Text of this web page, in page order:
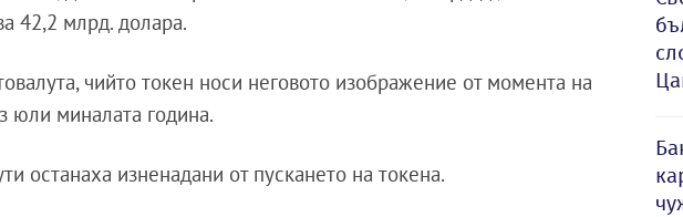
42,2 млрд. долара.
чийто токен носи неговото изображение от момента на
юли миналата година.
останаха изненадани от пускането на токена.